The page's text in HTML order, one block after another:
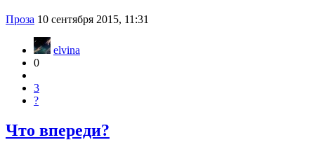
Проза 10 сентября 2015, 11:31
elvina
0
3
?
Что впереди?